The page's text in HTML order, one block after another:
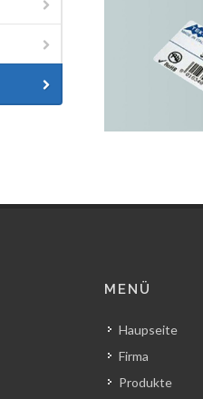
MENÜ
Haupseite
Firma
Produkte